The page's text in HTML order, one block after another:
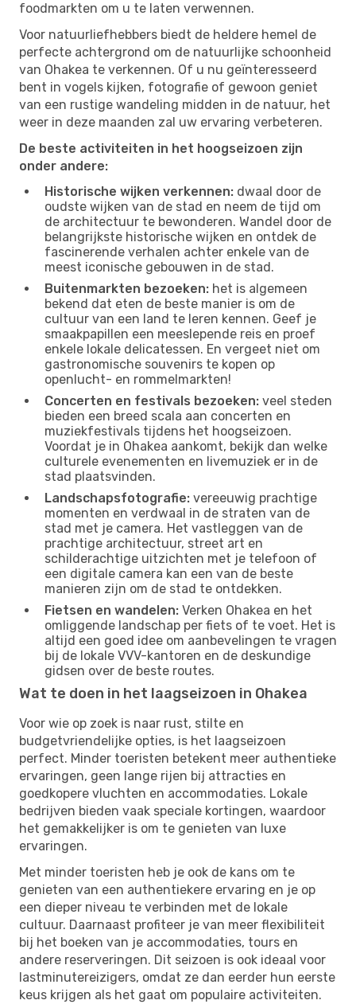
foodmarkten om u te laten verwennen.
Voor natuurliefhebbers biedt de heldere hemel de
perfecte achtergrond om de natuurlijke schoonheid
van Ohakea te verkennen. Of u nu geïnteresseerd
bent in vogels kijken, fotografie of gewoon geniet
van een rustige wandeling midden in de natuur, het
weer in deze maanden zal uw ervaring verbeteren.
De beste activiteiten in het hoogseizoen zijn
onder andere:
Historische wijken verkennen: dwaal door de
oudste wijken van de stad en neem de tijd om
de architectuur te bewonderen. Wandel door de
belangrijkste historische wijken en ontdek de
fascinerende verhalen achter enkele van de
meest iconische gebouwen in de stad.
Buitenmarkten bezoeken: het is algemeen
bekend dat eten de beste manier is om de
cultuur van een land te leren kennen. Geef je
smaakpapillen een meeslepende reis en proef
enkele lokale delicatessen. En vergeet niet om
gastronomische souvenirs te kopen op
openlucht- en rommelmarkten!
Concerten en festivals bezoeken: veel steden
bieden een breed scala aan concerten en
muziekfestivals tijdens het hoogseizoen.
Voordat je in Ohakea aankomt, bekijk dan welke
culturele evenementen en livemuziek er in de
stad plaatsvinden.
Landschapsfotografie: vereeuwig prachtige
momenten en verdwaal in de straten van de
stad met je camera. Het vastleggen van de
prachtige architectuur, street art en
schilderachtige uitzichten met je telefoon of
een digitale camera kan een van de beste
manieren zijn om de stad te ontdekken.
Fietsen en wandelen: Verken Ohakea en het
omliggende landschap per fiets of te voet. Het is
altijd een goed idee om aanbevelingen te vragen
bij de lokale VVV-kantoren en de deskundige
gidsen over de beste routes.
Wat te doen in het laagseizoen in Ohakea
Voor wie op zoek is naar rust, stilte en
budgetvriendelijke opties, is het laagseizoen
perfect. Minder toeristen betekent meer authentieke
ervaringen, geen lange rijen bij attracties en
goedkopere vluchten en accommodaties. Lokale
bedrijven bieden vaak speciale kortingen, waardoor
het gemakkelijker is om te genieten van luxe
ervaringen.
Met minder toeristen heb je ook de kans om te
genieten van een authentiekere ervaring en je op
een dieper niveau te verbinden met de lokale
cultuur. Daarnaast profiteer je van meer flexibiliteit
bij het boeken van je accommodaties, tours en
andere reserveringen. Dit seizoen is ook ideaal voor
lastminutereizigers, omdat ze dan eerder hun eerste
keus krijgen als het gaat om populaire activiteiten.